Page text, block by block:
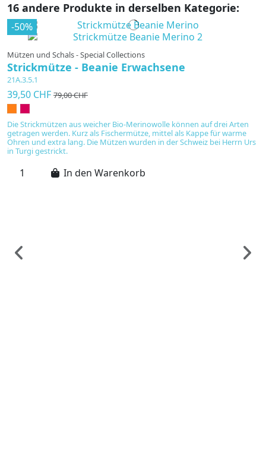
16 andere Produkte in derselben Kategorie:
-50%
Mützen und Schals - Special Collections
Strickmütze - Beanie Erwachsene
21A.3.5.1
39,50 CHF 79,00 CHF
Die Strickmützen aus weicher Bio-Merinowolle können auf drei Arten
getragen werden. Kurz als Fischermütze, mittel als Kappe für warme
Ohren und extra lang. Die Mützen wurden in der Schweiz bei Herrn Urs
in Turgi gestrickt.
In den Warenkorb